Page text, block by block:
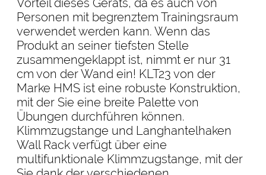
Vorteil dieses Geräts, da es auch von
Personen mit begrenztem Trainingsraum
verwendet werden kann. Wenn das
Produkt an seiner tiefsten Stelle
zusammengeklappt ist, nimmt er nur 31
cm von der Wand ein! KLT23 von der
Marke HMS ist eine robuste Konstruktion,
mit der Sie eine breite Palette von
Übungen durchführen können.
Klimmzugstange und Langhantelhaken
Wall Rack verfügt über eine
multifunktionale Klimmzugstange, mit der